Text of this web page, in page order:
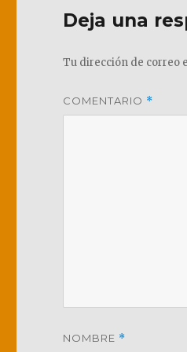
Deja una
Tu dirección de correo
COMENTARIO *
NOMBRE *